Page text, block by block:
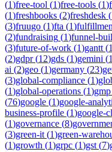
(1)free-tool (1)free-tools (1)
(1)freshbooks (2)freshdesk (
(3)fruugo (1)fta (1)
(2)fundraising (1)funnel-
(3)future-of-work (1)gantt (1
(2)gdpr(12)gds (1)gemini (1
ai (2)geo (1)germany (23)
(3)global-compliance (1)
(1)global-operations (1)gmp
(76)google (1)google-
business-profile (1)google-
(1)governance (8)
(3)green-it (1)green-
(1)growth (1)grpc (1)gst (7)